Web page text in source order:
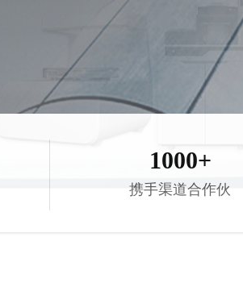
1000+
携手渠道合作伙